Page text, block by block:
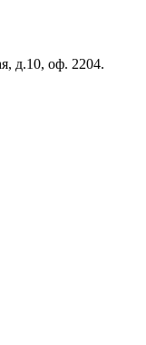
д.10, оф. 2204.